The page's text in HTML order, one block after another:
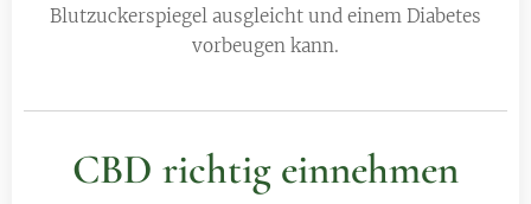
Blutzuckerspiegel ausgleicht und einem Diabetes
vorbeugen kann.
CBD richtig einnehmen